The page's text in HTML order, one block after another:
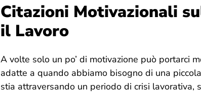
Citazioni Motivazionali
il Lavoro
A volte solo un po’ di motivazione può portarci
adatte a quando abbiamo bisogno di una
stia attraversando un periodo di crisi